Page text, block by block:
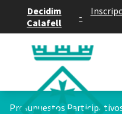
Decidim
Calafell
-
Presupuestos